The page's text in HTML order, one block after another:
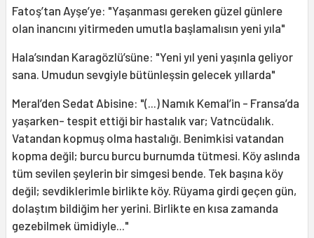
Fatoş’tan Ayşe’ye: "Yaşanması gereken güzel günlere
olan inancını yitirmeden umutla başlamalısın yeni yıla"
Hala’sından Karagözlü’süne: "Yeni yıl yeni yaşınla geliyor
sana. Umudun sevgiyle bütünleşsin gelecek yıllarda"
Meral’den Sedat Abisine: "(...) Namık Kemal’in - Fransa’da
yaşarken- tespit ettiği bir hastalık var; Vatncüdalık.
Vatandan kopmuş olma hastalığı. Benimkisi vatandan
kopma değil; burcu burcu burnumda tütmesi. Köy aslında
tüm sevilen şeylerin bir simgesi bende. Tek başına köy
değil; sevdiklerimle birlikte köy. Rüyama girdi geçen gün,
dolaştım bildiğim her yerini. Birlikte en kısa zamanda
gezebilmek ümidiyle..."